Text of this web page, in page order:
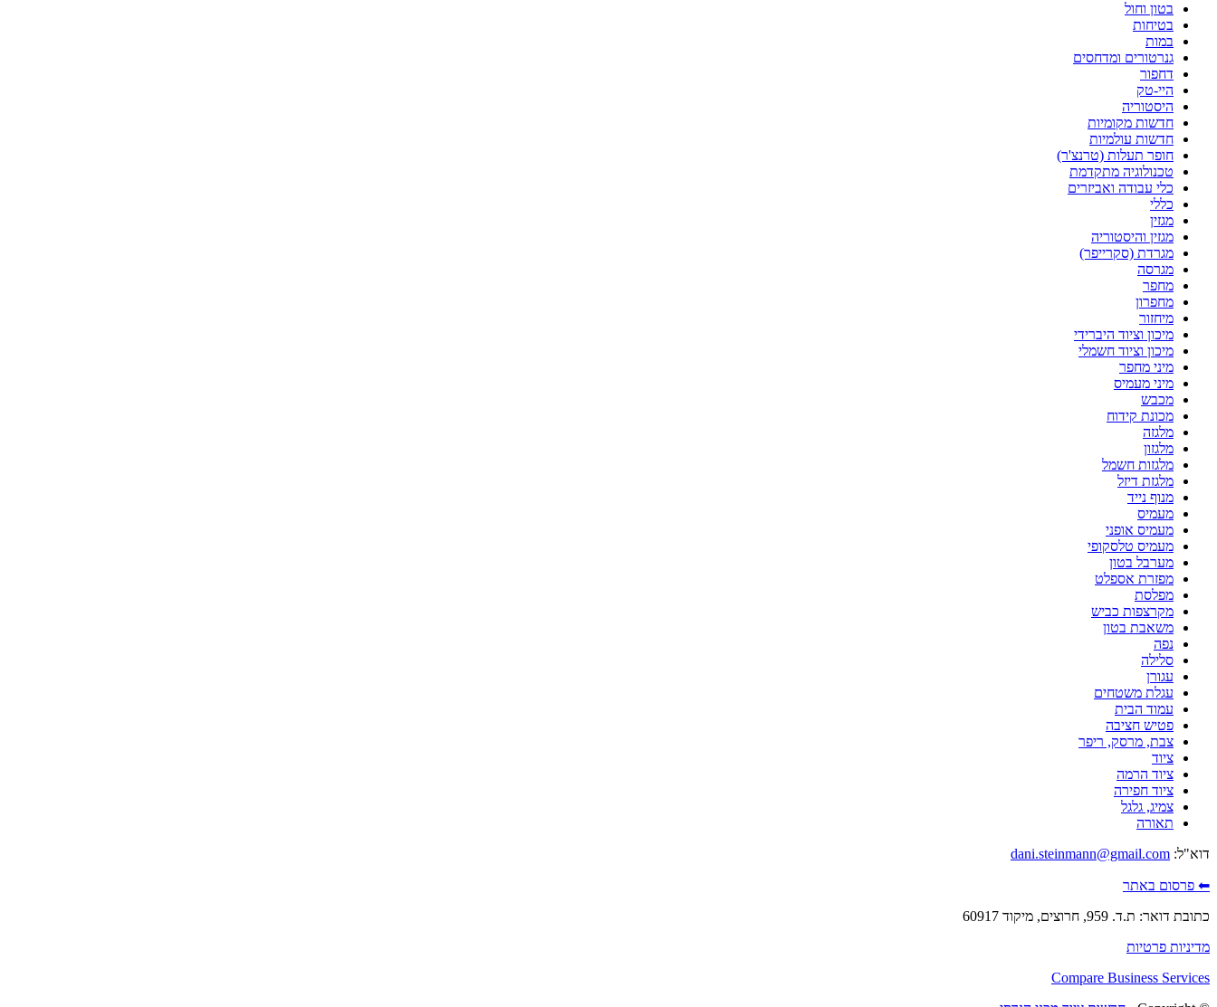
בטון וחול
בטיחות
במות
גנרטורים ומדחסים
דחפור
היי-טק
היסטוריה
חדשות מקומיות
חדשות עולמיות
חופר תעלות (טרנצ'ר)
טכנולוגיה מתקדמת
כלי עבודה ואביזרים
כללי
מגזין
מגזין והיסטוריה
מגרדת (סקרייפר)
מגרסה
מחפר
מחפרון
מיחזור
מיכון וציוד היברידי
מיכון וציוד חשמלי
מיני מחפר
מיני מעמיס
מכבש
מכונת קידוח
מלגזה
מלגזון
מלגזות חשמל
מלגזת דיזל
מנוף נייד
מעמיס
מעמיס אופני
מעמיס טלסקופי
מערבל בטון
מפזרת אספלט
מפלסת
מקרצפות כביש
משאבת בטון
נפה
סלילה
עגורן
עגלת משטחים
עמוד הבית
פטיש חציבה
צבת, מרסק, ריפר
ציוד
ציוד הרמה
ציוד חפירה
צמיג, גלגל
תאורה
דוא"ל: dani.steinmann@gmail.com
⬅ פרסום באתר
כתובת דואר: ת.ד. 959, חרוצים, מיקוד 60917
מדיניות פרטיות
Compare Business Services